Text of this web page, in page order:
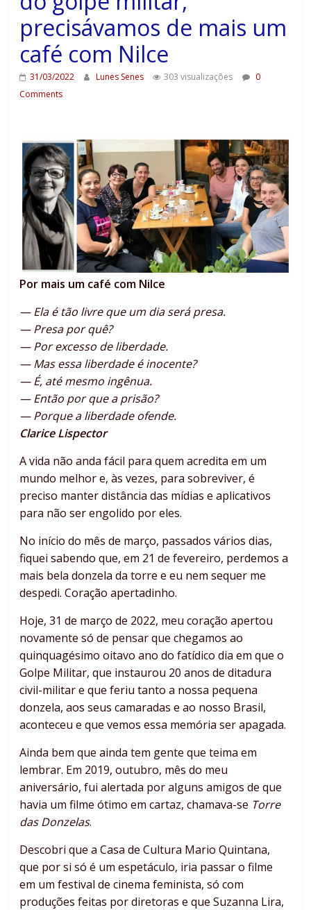
precisávamos de mais um
café com Nilce
31/03/2022 Lunes Senes 303 visualizações
0
Comments
Por mais um café com Nilce
— Ela é tão livre que um dia será presa.
— Presa por quê?
— Por excesso de liberdade.
— Mas essa liberdade é inocente?
— É, até mesmo ingênua.
— Então por que a prisão?
— Porque a liberdade ofende.
Clarice Lispector
A vida não anda fácil para quem acredita em um
mundo melhor e, às vezes, para sobreviver, é
preciso manter distância das mídias e aplicativos
para não ser engolido por eles.
No início do mês de março, passados vários dias,
fiquei sabendo que, em 21 de fevereiro, perdemos a
mais bela donzela da torre e eu nem sequer me
despedi. Coração apertadinho.
Hoje, 31 de março de 2022, meu coração apertou
novamente só de pensar que chegamos ao
quinquagésimo oitavo ano do fatídico dia em que o
Golpe Militar, que instaurou 20 anos de ditadura
civil-militar e que feriu tanto a nossa pequena
donzela, aos seus camaradas e ao nosso Brasil,
aconteceu e que vemos essa memória ser apagada.
Ainda bem que ainda tem gente que teima em
lembrar. Em 2019, outubro, mês do meu
aniversário, fui alertada por alguns amigos de que
havia um filme ótimo em cartaz, chamava-se Torre
das Donzelas.
Descobri que a Casa de Cultura Mario Quintana,
que por si só é um espetáculo, iria passar o filme
em um festival de cinema feminista, só com
produções feitas por diretoras e que Suzanna Lira,